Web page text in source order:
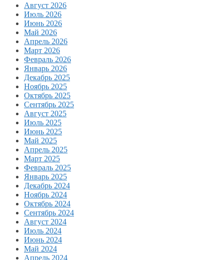
Август 2026
Июль 2026
Июнь 2026
Май 2026
Апрель 2026
Март 2026
Февраль 2026
Январь 2026
Декабрь 2025
Ноябрь 2025
Октябрь 2025
Сентябрь 2025
Август 2025
Июль 2025
Июнь 2025
Май 2025
Апрель 2025
Март 2025
Февраль 2025
Январь 2025
Декабрь 2024
Ноябрь 2024
Октябрь 2024
Сентябрь 2024
Август 2024
Июль 2024
Июнь 2024
Май 2024
Апрель 2024